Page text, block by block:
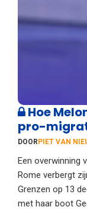
Hoe
pro-
DOOR PIET VAN
Een overwinning
Rome verbergt
Grenzen op 13
met haar boot